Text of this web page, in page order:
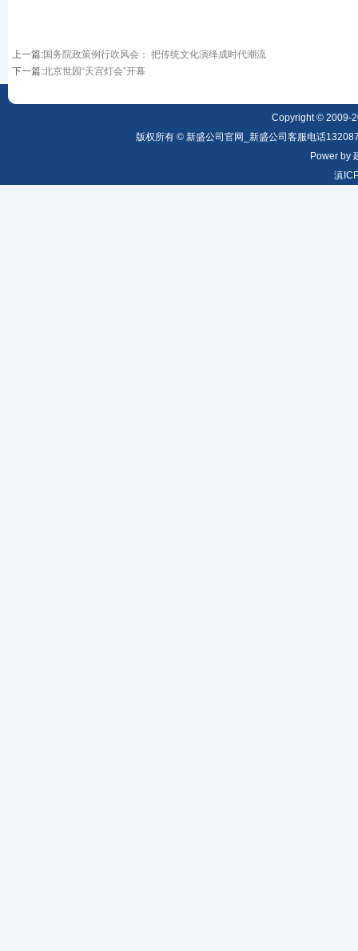
上一篇:国务院政策例行吹风会： 把传统文化演绎成时代潮流
下一篇:北京世园“天宫灯会”开幕
Copyright © 2009-
版权所有 © 新盛公司官网_新盛公司客服电话
Power by
滇